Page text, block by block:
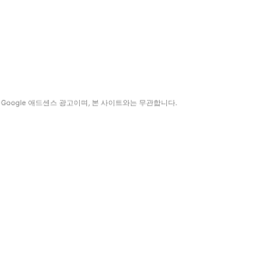
Google 애드센스 광고이며, 본 사이트와는 무관합니다.